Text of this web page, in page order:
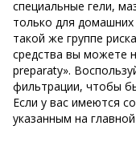
специальные гели,
только для
такой же группе
средства вы можете
preparaty».
фильтрации, чтобы
Если у вас имеются
указанным на